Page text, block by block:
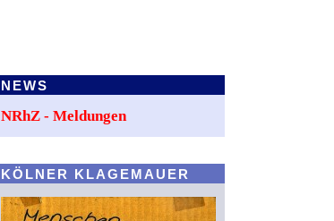
NEWS
NRhZ - Meldungen
KÖLNER KLAGEMAUER